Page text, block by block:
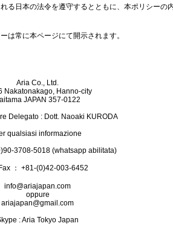
る日本の法令を遵守するとともに、本ポリシーの
は常に本ページにて開示されます。
Aria Co., Ltd.
Nakatonakago, Hanno-city
JAPAN 357-0122
Delegato : Dott. Naoaki KURODA
qualsiasi informazione
3708-5018 (whatsapp abilitata)
： +81-(0)42-003-6452
info@ariajapan.com
oppure
ariajapan@gmail.com
: Aria Tokyo Japan